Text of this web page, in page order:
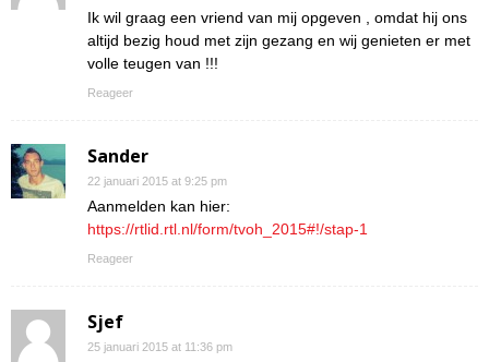
Ik wil graag een vriend van mij opgeven , omdat hij ons
altijd bezig houd met zijn gezang en wij genieten er met
volle teugen van !!!
Reageer
Sander
22 januari 2015 at 9:25 pm
Aanmelden kan hier:
https://rtlid.rtl.nl/form/tvoh_2015#!/stap-1
Reageer
Sjef
25 januari 2015 at 11:36 pm